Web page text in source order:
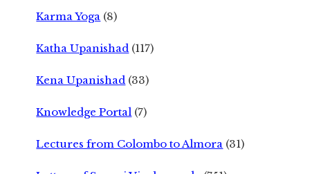
Karma Yoga (8)
Katha Upanishad (117)
Kena Upanishad (33)
Knowledge Portal (7)
Lectures from Colombo to Almora (31)